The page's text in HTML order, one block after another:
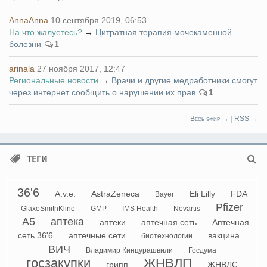
AnnaAnna 10 сентября 2019, 06:53
На что жалуетесь? → Цитратная терапия мочекаменной
болезни
1
arinala 27 ноября 2017, 12:47
Региональные новости → Врачи и другие медработники смогут
через интернет сообщить о нарушении их прав
1
Весь эфир → | RSS →
ТЕГИ
36'6 A.v.e. AstraZeneca Bayer Eli Lilly FDA
GlaxoSmithKline GMP IMS Health Novartis
Pfizer
А5
аптека аптеки аптечная сеть
Аптечная
сеть 36'6
аптечные сети биотехнологии вакцина
ВИЧ Владимир Кинцурашвили Госдума
госзакупки грипп ЖНВЛП ЖНВЛС